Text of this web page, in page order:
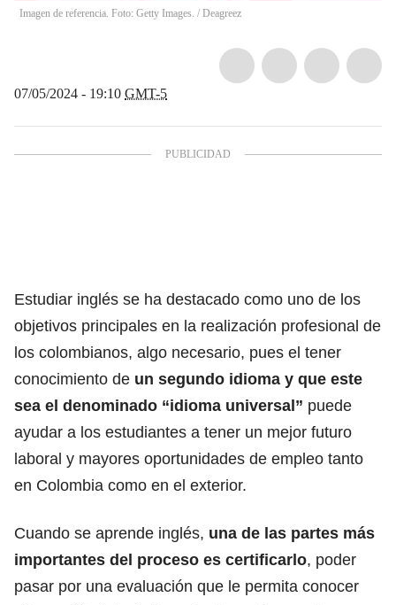
Imagen de referencia. Foto: Getty Images. / Deagreez
07/05/2024 - 19:10 GMT-5
Estudiar inglés se ha destacado como uno de los
objetivos principales en la realización profesional de
los colombianos, algo necesario, pues el tener
conocimiento de un segundo idioma y que este
sea el denominado “idioma universal” puede
ayudar a los estudiantes a tener un mejor futuro
laboral y mayores oportunidades de empleo tanto
en Colombia como en el exterior.
Cuando se aprende inglés, una de las partes más
importantes del proceso es certificarlo, poder
pasar por una evaluación que le permita conocer